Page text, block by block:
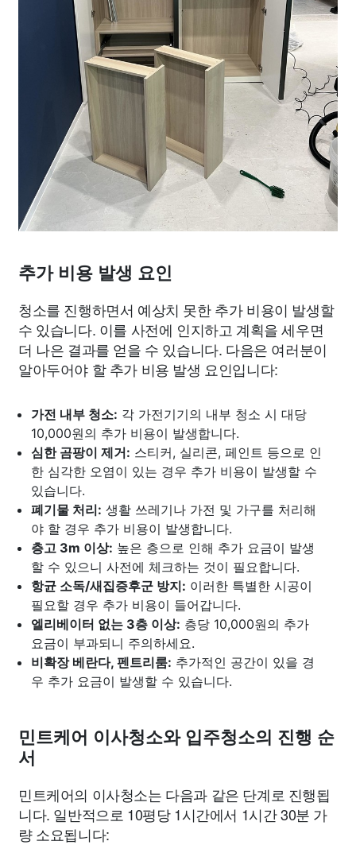
추가 비용 발생 요인
청소를 진행하면서 예상치 못한 추가 비용이 발생할
수 있습니다. 이를 사전에 인지하고 계획을 세우면
더 나은 결과를 얻을 수 있습니다. 다음은 여러분이
알아두어야 할 추가 비용 발생 요인입니다:
가전 내부 청소: 각 가전기기의 내부 청소 시 대당
10,000원의 추가 비용이 발생합니다.
심한 곰팡이 제거: 스티커, 실리콘, 페인트 등으로 인
한 심각한 오염이 있는 경우 추가 비용이 발생할 수
있습니다.
폐기물 처리: 생활 쓰레기나 가전 및 가구를 처리해
야 할 경우 추가 비용이 발생합니다.
층고 3m 이상: 높은 층으로 인해 추가 요금이 발생
할 수 있으니 사전에 체크하는 것이 필요합니다.
항균 소독/새집증후군 방지: 이러한 특별한 시공이
필요할 경우 추가 비용이 들어갑니다.
엘리베이터 없는 3층 이상: 층당 10,000원의 추가
요금이 부과되니 주의하세요.
비확장 베란다, 펜트리룸: 추가적인 공간이 있을 경
우 추가 요금이 발생할 수 있습니다.
민트케어 이사청소와 입주청소의 진행 순
서
민트케어의 이사청소는 다음과 같은 단계로 진행됩
니다. 일반적으로 10평당 1시간에서 1시간 30분 가
량 소요됩니다: